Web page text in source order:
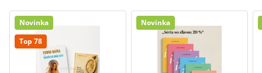
Novinka
Top 78
Novinka